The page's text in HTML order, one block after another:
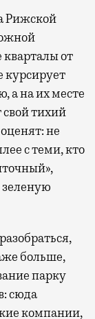
Рижской
от
курсирует
а на их месте
свой тихий
не
с теми, кто
зеленую
больше,
парку
сюда
компании,